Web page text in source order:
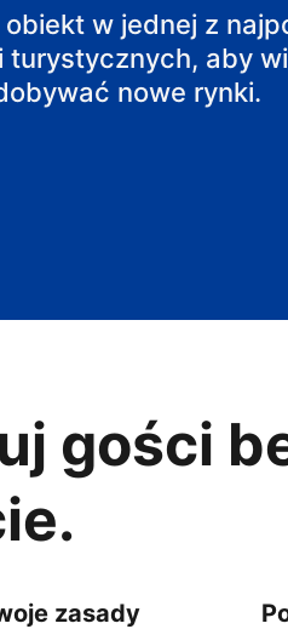
w jednej z
turystycznych, aby
nowe rynki.
gości
zasady